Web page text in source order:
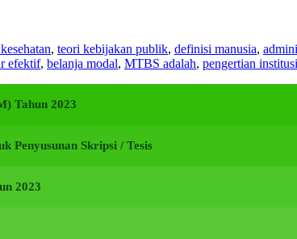
, teori kebijakan publik, definisi manusia,
efektif, belanja modal, MTBS adalah, pengertian institusi
Tahun 2023
Penyusunan Skripsi / Tesis
2023